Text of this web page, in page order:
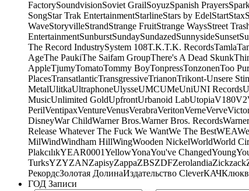
FactorySoundvisionSoviet GrailSoyuzSpanish Prayers
SongStar Trak EntertainmentStarlineStars by EdelStartStax
WaveStoryvilleStrandStrange FruitStrange WaysStreet
EntertainmentSunburstSundaySundazedSunnysideSunset
The Record IndustrySystem 108T.K.T.K. RecordsTamla
AgeThe PaukiThe Saifam GroupThere's A Dead Skunk
AppleTjumyTomatoTommy BoyTonpressTonzonenToo
PlacesTransatlanticTransgressiveTrianonTrikont-Unsere
MetalUlitkaUltraphoneUlysseUMCUMeUniUNI Records
MusicUnlimited GoldUpfrontUrbanoid LabUtopiaV180V2
PerilVentipaxVentureVenusVerabraVeritonVerneVerve
DisneyWar ChildWarner Bros.Warner Bros. Records
Release Whatever The Fuck We WantWe The BestWEA
MilWindWindham HillWingWooden NickelWorldWorld
PlakcılıkYEAR0001YellowYonaYou've ChangedYoung
TurksYZYZANZapisyZappaZBSZDFZerolandiaZickzack
РекордсЗолотая ДолинаИздательство CleverКАЧ
ГОД Записи